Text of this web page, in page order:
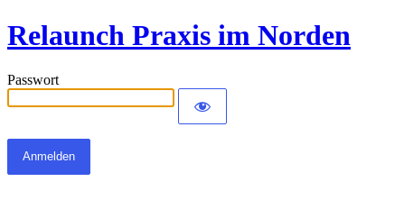
Relaunch Praxis im Norden
Passwort